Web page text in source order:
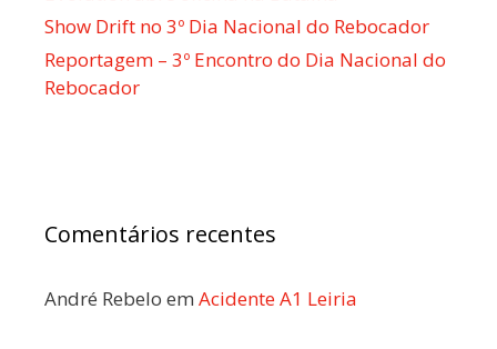
Show Drift no 3º Dia Nacional do Rebocador
Reportagem – 3º Encontro do Dia Nacional do
Rebocador
Comentários recentes
André Rebelo em Acidente A1 Leiria